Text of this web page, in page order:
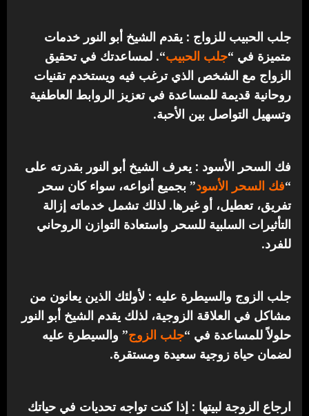
جلب الحبيب للزواج : يقدم الشيخ أبو النور خدمات
متميزة في “جلب الحبيب“. لمساعدتك في تحقيق
الزواج مع الشخص الذي ترغب فيه ويستخدم تقنيات
روحانية قديمة للمساعدة في تعزيز الروابط العاطفية
وتسهيل التواصل بين الأحبة.
فك السحر الأسود : يعرف الشيخ أبو النور بقدرته على
“فك السحر الأسود” بجميع أنواعه، سواء كان سحر
تفريق، تعطيل، أو غيرها. لذلك تشمل خدماته إزالة
التأثيرات السلبية للسحر واستعادة التوازن الروحاني
للفرد.
جلب الزوج والسيطرة عليه : لأولئك الذين يعانون من
مشاكل في العلاقة الزوجية، لذلك يقدم الشيخ أبو النور
حلولاً للمساعدة في “جلب الزوج” والسيطرة عليه
لضمان حياة زوجية سعيدة ومستقرة.
ارجاع الزوجة لبيتها : إذا كنت تواجه تحديات في حياتك